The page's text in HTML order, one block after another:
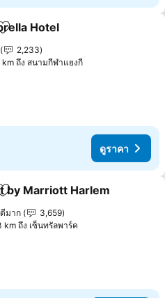
เพิ่มในรายการโปรด
Hotel
2,233
km ถึง สนามกีฬาแยงกี
ดูราคา
เพิ่มในรายการโปรด
by Marriott Harlem
ดีมาก
3,659
km ถึง เซ็นทรัลพาร์ค